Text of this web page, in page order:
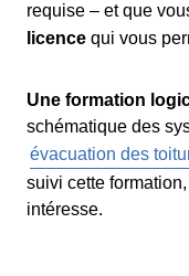
requise – et que
licence qui vous
Une formation
schématique des
évacuation des
suivi cette
intéresse.